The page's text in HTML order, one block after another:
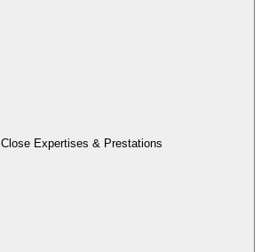
Close Expertises & Prestations